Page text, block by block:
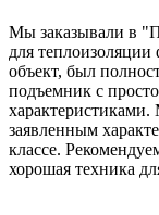
Мы заказывали в
для
объект, был
подъемник с
заявленным
классе.
хорошая техника